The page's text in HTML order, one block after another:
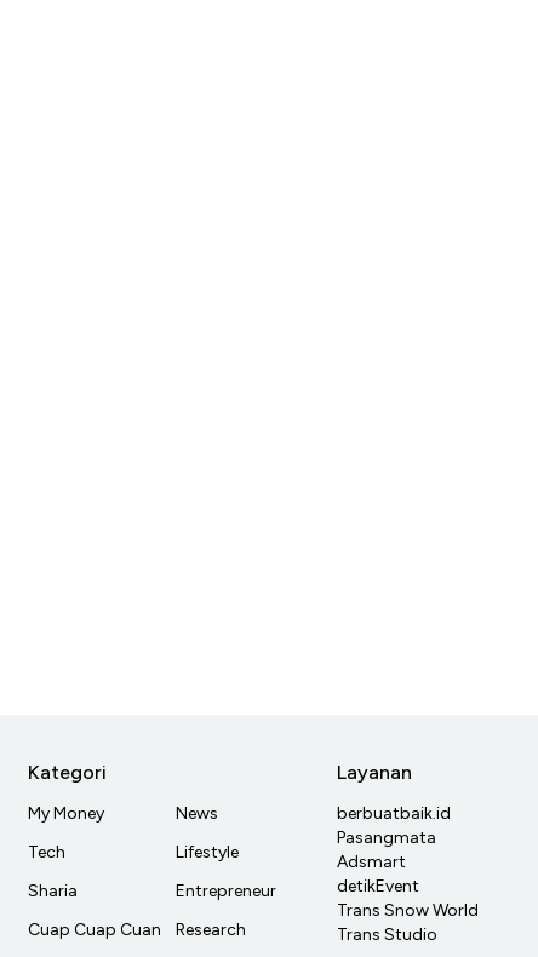
Kategori
My Money
Tech
Sharia
Cuap Cuap Cuan
News
Lifestyle
Entrepreneur
Research
Layanan
berbuatbaik.id
Pasangmata
Adsmart
detikEvent
Trans Snow World
Trans Studio